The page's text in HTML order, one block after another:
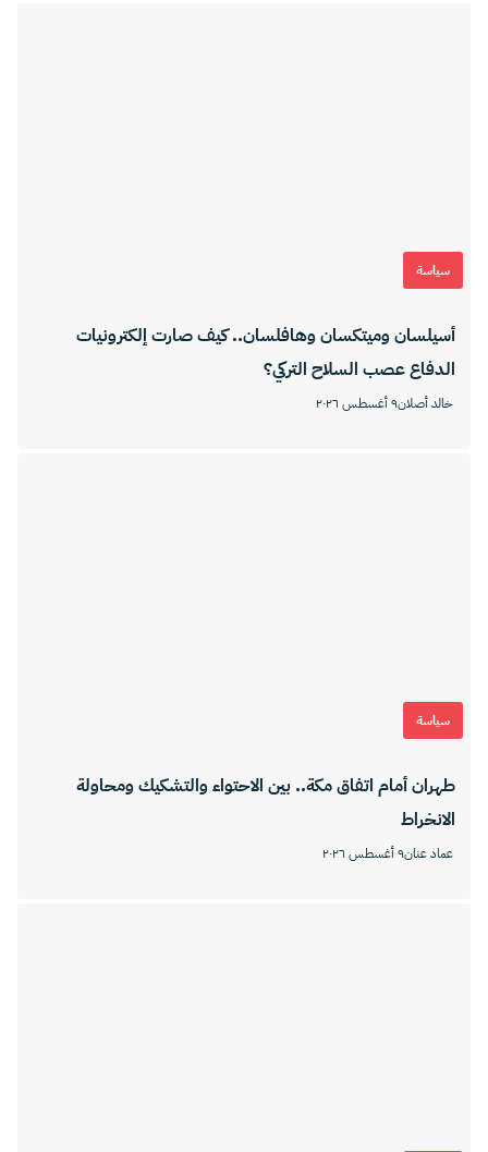
سياسة
أسيلسان وميتكسان وهافلسان.. كيف صارت إلكترونيات
الدفاع عصب السلاح التركي؟
خالد أصلان٩ أغسطس ٢٠٢٦
سياسة
طهران أمام اتفاق مكة.. بين الاحتواء والتشكيك ومحاولة
الانخراط
عماد عنان٩ أغسطس ٢٠٢٦